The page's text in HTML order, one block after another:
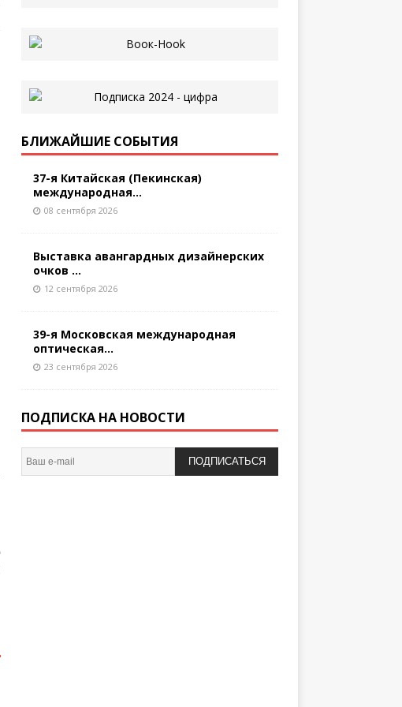
БЛИЖАЙШИЕ СОБЫТИЯ
37-я Китайская (Пекинская)
международная...
08 сентября 2026
Выставка авангардных дизайнерских
очков ...
12 сентября 2026
39-я Московская международная
оптическая...
23 сентября 2026
ПОДПИСКА НА НОВОСТИ
ПОДПИСАТЬСЯ